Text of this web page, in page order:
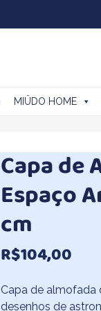
MIÜDO HOME
Capa de
Espaço
cm
R$104,00
Capa de
desenhos de